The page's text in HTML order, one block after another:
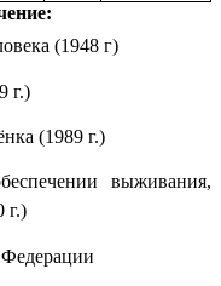
(1948 г)
г.)
(1989 г.)
выживания,
г.)